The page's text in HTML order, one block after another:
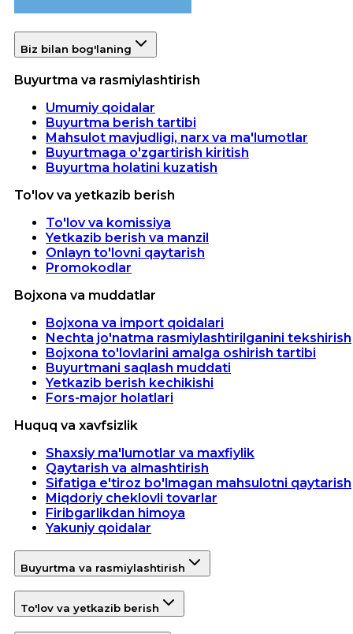
Biz bilan bog'laning
Buyurtma va rasmiylashtirish
Umumiy qoidalar
Buyurtma berish tartibi
Mahsulot mavjudligi, narx va ma'lumotlar
Buyurtmaga o'zgartirish kiritish
Buyurtma holatini kuzatish
To'lov va yetkazib berish
To'lov va komissiya
Yetkazib berish va manzil
Onlayn to'lovni qaytarish
Promokodlar
Bojxona va muddatlar
Bojxona va import qoidalari
Nechta jo'natma rasmiylashtirilganini tekshirish
Bojxona to'lovlarini amalga oshirish tartibi
Buyurtmani saqlash muddati
Yetkazib berish kechikishi
Fors-major holatlari
Huquq va xavfsizlik
Shaxsiy ma'lumotlar va maxfiylik
Qaytarish va almashtirish
Sifatiga e'tiroz bo'lmagan mahsulotni qaytarish
Miqdoriy cheklovli tovarlar
Firibgarlikdan himoya
Yakuniy qoidalar
Buyurtma va rasmiylashtirish
To'lov va yetkazib berish